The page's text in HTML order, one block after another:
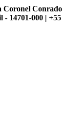
Coronel Conrado
- 14701-000 | +55